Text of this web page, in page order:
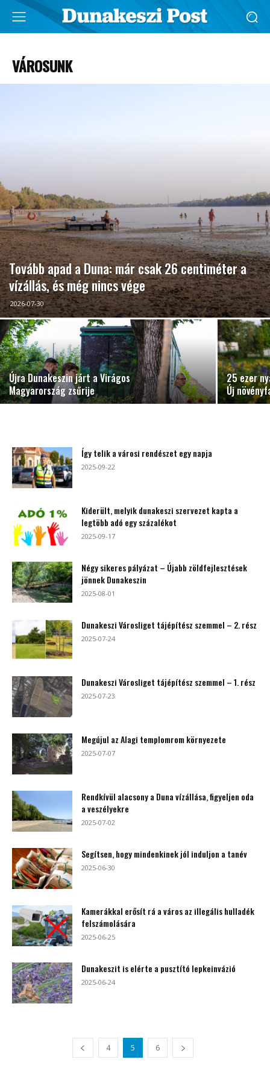
VÁROSUNK
Tovább apad a Duna: már csak 26 centiméter a
vízállás, és még nincs vége
2026-07-30
Újra Dunakeszin járt a Virágos
Magyarország zsűrije
25 ezer
Új
Így telik a városi rendészet egy napja
2025-09-22
Kiderült, melyik dunakeszi szervezet kapta a
legtöbb adó egy százalékot
2025-09-17
Négy sikeres pályázat – Újabb zöldfejlesztések
jönnek Dunakeszin
2025-08-01
Dunakeszi Városliget tájépítész szemmel – 2. rész
2025-07-24
Dunakeszi Városliget tájépítész szemmel – 1. rész
2025-07-23
Megújul az Alagi templomrom környezete
2025-07-07
Rendkívül alacsony a Duna vízállása, figyeljen oda
a veszélyekre
2025-07-02
Segítsen, hogy mindenkinek jól induljon a tanév
2025-06-30
Kamerákkal erősít rá a város az illegális hulladék
felszámolására
2025-06-25
Dunakeszit is elérte a pusztító lepkeinvázió
2025-06-24
4 5 6